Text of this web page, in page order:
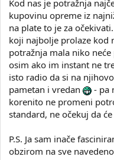
Kod nas je potražnja
kupovinu opreme iz
na plate to je za
koji najbolje prolaze kod
potražnja mala niko
osim ako im instant ne
isto radio da si na
pametan i vredan
- pa
korenito ne promeni
standard, ne očekuj da
P.S. Ja sam inače
obzirom na sve